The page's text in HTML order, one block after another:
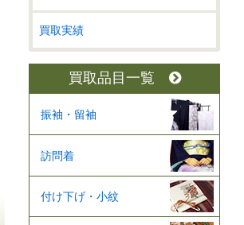
買取実績
買取品目一覧
振袖・留袖
訪問着
付け下げ・小紋